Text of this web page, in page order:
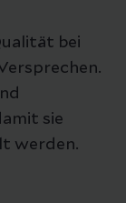
bei
sie
werden.